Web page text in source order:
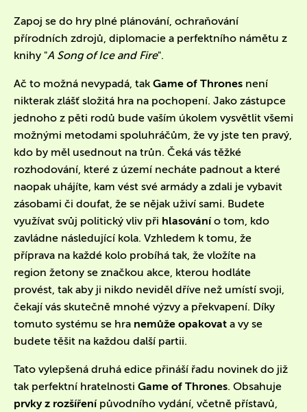
Zapoj se do hry plné plánování, ochraňování
přírodních zdrojů, diplomacie a perfektního námětu z
knihy "A Song of Ice and Fire".
Ač to možná nevypadá, tak Game of Thrones není
nikterak zlášť složitá hra na pochopení. Jako zástupce
jednoho z pěti rodů bude vaším úkolem vysvětlit všemi
možnými metodami spoluhráčům, že vy jste ten pravý,
kdo by měl usednout na trůn. Čeká vás těžké
rozhodování, které z území necháte padnout a které
naopak uhájíte, kam vést své armády a zdali je vybavit
zásobami či doufat, že se nějak uživí sami. Budete
využívat svůj politický vliv při hlasovánío tom, kdo
zavládne následující kola. Vzhledem k tomu, že
příprava na každé kolo probíhá tak, že vložíte na
region žetony se značkou akce, kterou hodláte
provést, tak aby ji nikdo neviděl dříve než umístí svoji,
čekají vás skutečně mnohé výzvy a překvapení. Díky
tomuto systému se hra nemůže opakovat a vy se
budete těšit na každou další partii.
Tato vylepšená druhá edice přináší řadu novinek do již
tak perfektní hratelnosti Game of Thrones. Obsahuje
prvky z rozšířenípůvodního vydání, včetně přístavů,